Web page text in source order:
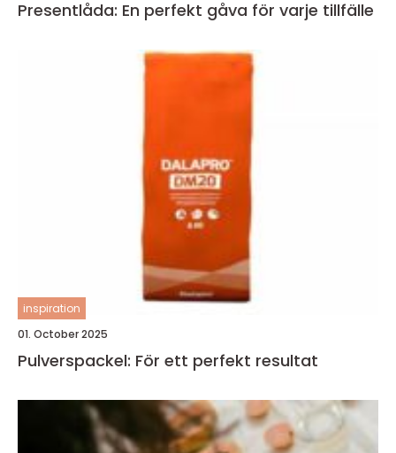
Presentlåda: En perfekt gåva för varje tillfälle
inspiration
01. October 2025
Pulverspackel: För ett perfekt resultat